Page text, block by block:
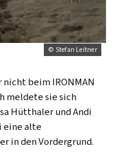
© Stefan Leitner
beim IRONMAN
meldete sie sich
Hütthaler und Andi
eine alte
in den Vordergrund.